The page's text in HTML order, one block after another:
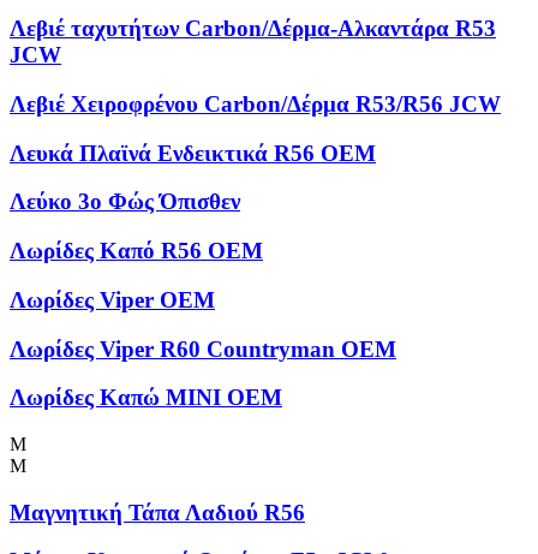
Λεβιέ ταχυτήτων Carbon/Δέρμα-Αλκαντάρα R53
JCW
Λεβιέ Χειροφρένου Carbon/Δέρμα R53/R56 JCW
Λευκά Πλαϊνά Ενδεικτικά R56 OEM
Λεύκο 3ο Φώς Όπισθεν
Λωρίδες Kαπό R56 OEM
Λωρίδες Viper OEM
Λωρίδες Viper R60 Countryman OEM
Λωρίδες Καπώ MINI OEM
Μ
Μ
Μαγνητική Τάπα Λαδιού R56